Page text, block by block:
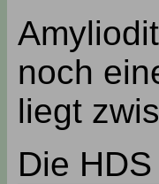
noch
liegt
Die